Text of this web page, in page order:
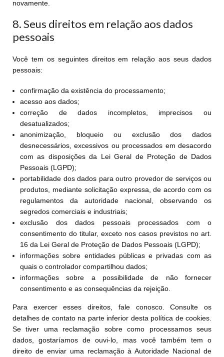
novamente.
8. Seus direitos em relação aos dados
pessoais
Você tem os seguintes direitos em relação aos seus dados
pessoais:
confirmação da existência do processamento;
acesso aos dados;
correção de dados incompletos, imprecisos ou
desatualizados;
anonimização, bloqueio ou exclusão dos dados
desnecessários, excessivos ou processados em desacordo
com as disposições da Lei Geral de Proteção de Dados
Pessoais (LGPD);
portabilidade dos dados para outro provedor de serviços ou
produtos, mediante solicitação expressa, de acordo com os
regulamentos da autoridade nacional, observando os
segredos comerciais e industriais;
exclusão dos dados pessoais processados com o
consentimento do titular, exceto nos casos previstos no art.
16 da Lei Geral de Proteção de Dados Pessoais (LGPD);
informações sobre entidades públicas e privadas com as
quais o controlador compartilhou dados;
informações sobre a possibilidade de não fornecer
consentimento e as consequências da rejeição.
Para exercer esses direitos, fale conosco. Consulte os
detalhes de contato na parte inferior desta política de cookies.
Se tiver uma reclamação sobre como processamos seus
dados, gostaríamos de ouvi-lo, mas você também tem o
direito de enviar uma reclamação à Autoridade Nacional de